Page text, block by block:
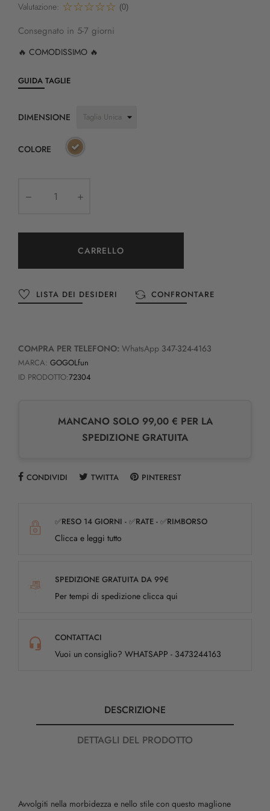
Valutazione: (0)
Consegnato in 5-7 giorni
🔥 COMODISSIMO 🔥
GUIDA TAGLIE
DIMENSIONE
COLORE
CARRELLO
LISTA DEI DESIDERI CONFRONTARE
COMPRA PER TELEFONO: WhatsApp 347-324-4163
MARCA: GOGOLfun
ID PRODOTTO:72304
MANCANO SOLO 99,00 € PER LA
SPEDIZIONE GRATUITA
CONDIVIDI TWITTA PINTEREST
✅RESO 14 GIORNI - ✅RATE - ✅RIMBORSO
Clicca e leggi tutto
SPEDIZIONE GRATUITA DA 99€
Per tempi di spedizione clicca qui
CONTATTACI
Vuoi un consiglio? WHATSAPP - 3473244163
DESCRIZIONE
DETTAGLI DEL PRODOTTO
Avvolgiti nella morbidezza e nello stile con questo maglione